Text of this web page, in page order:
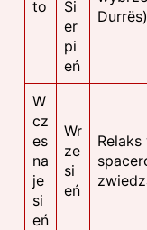
to
Si
er
pi
eń
Durrës)
W
cz
es
na
je
si
eń
Wr
ze
si
eń